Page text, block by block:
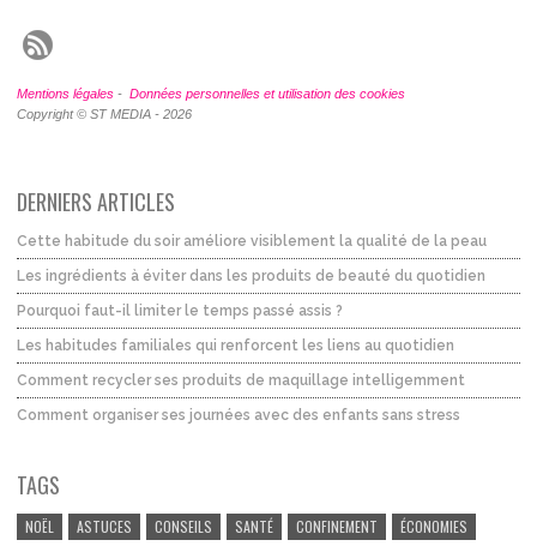
Mentions légales - Données personnelles et utilisation des cookies
Copyright © ST MEDIA - 2026
DERNIERS ARTICLES
Cette habitude du soir améliore visiblement la qualité de la peau
Les ingrédients à éviter dans les produits de beauté du quotidien
Pourquoi faut-il limiter le temps passé assis ?
Les habitudes familiales qui renforcent les liens au quotidien
Comment recycler ses produits de maquillage intelligemment
Comment organiser ses journées avec des enfants sans stress
TAGS
NOËL ASTUCES CONSEILS SANTÉ CONFINEMENT ÉCONOMIES